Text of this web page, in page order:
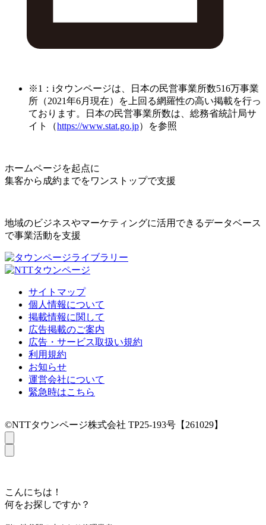
※1：iタウンページは、日本の民営事業所数516万事業
所（2021年6月現在）を上回る網羅性の高い掲載を行っ
ております。日本の民営事業所数は、総務省統計局サ
イト（https://www.stat.go.jp）を参照
ホームページを起点に
集客から成約までをワンストップで支援
地域のビジネスやマーケティングに活用できるデータベース
で事業活動を支援
サイトマップ
個人情報について
掲載情報に関して
広告掲載のご案内
広告・サービス取扱い規約
利用規約
お知らせ
運営会社について
緊急時はこちら
©NTTタウンページ株式会社 TP25-193号【261029】
こんにちは！
何をお探しですか？